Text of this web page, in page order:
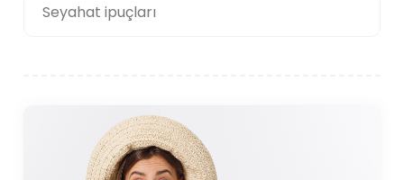
Seyahat ipuçları